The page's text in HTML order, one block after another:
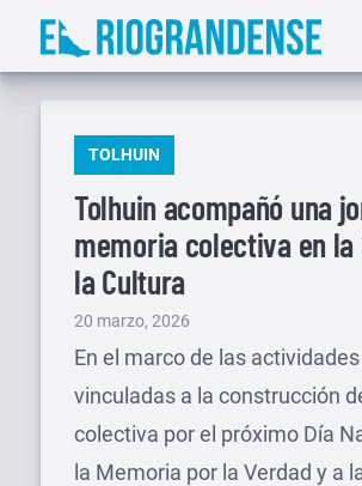
Saltar
PUBLICADO
TOLHUIN
Tolhuin acompañó una
memoria colectiva en la
la Cultura
Publicado
el
20 marzo, 2026
En el marco de las actividades
vinculadas a la construcción
colectiva por el próximo Día
la Memoria por la Verdad y a